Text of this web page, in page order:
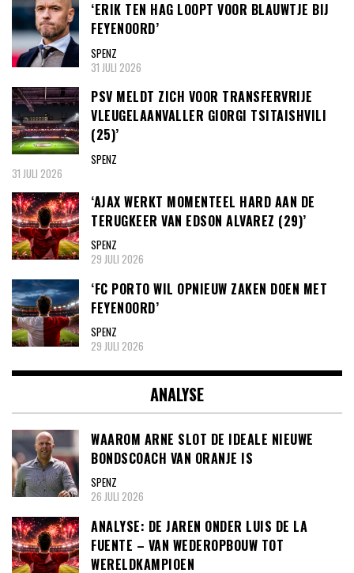
‘ERIK TEN HAG LOOPT VOOR BLAUWTJE BIJ
FEYENOORD’
SPENZ
31 JULI 2026
PSV MELDT ZICH VOOR TRANSFERVRIJE
VLEUGELAANVALLER GIORGI TSITAISHVILI
(25)’
SPENZ
31 JULI 2026
‘AJAX WERKT MOMENTEEL HARD AAN DE
TERUGKEER VAN EDSON ALVAREZ (29)’
SPENZ
29 JULI 2026
‘FC PORTO WIL OPNIEUW ZAKEN DOEN MET
FEYENOORD’
SPENZ
29 JULI 2026
ANALYSE
WAAROM ARNE SLOT DE IDEALE NIEUWE
BONDSCOACH VAN ORANJE IS
SPENZ
26 JULI 2026
ANALYSE: DE JAREN ONDER LUIS DE LA
FUENTE – VAN WEDEROPBOUW TOT
WERELDKAMPIOEN